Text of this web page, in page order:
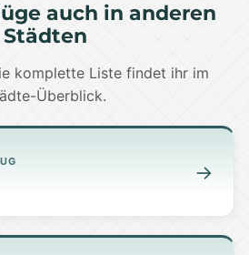
auch in anderen
Städten
komplette Liste findet ihr im
Überblick.
→